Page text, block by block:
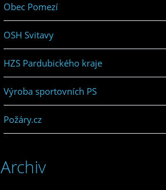
Obec Pomezí
OSH Svitavy
HZS Pardubického kraje
Výroba sportovních PS
Požáry.cz
Archiv